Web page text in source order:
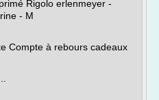
Rigolo erlenmeyer -
- M
Compte à rebours cadeaux